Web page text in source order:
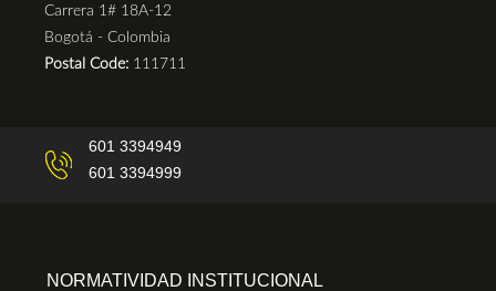
Carrera 1# 18A-12
Bogotá - Colombia
Postal Code: 111711
601 3394949
601 3394999
NORMATIVIDAD INSTITUCIONAL